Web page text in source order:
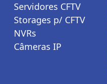
Servidores CFTV
Storages p/ CFTV
NVRs
Câmeras IP